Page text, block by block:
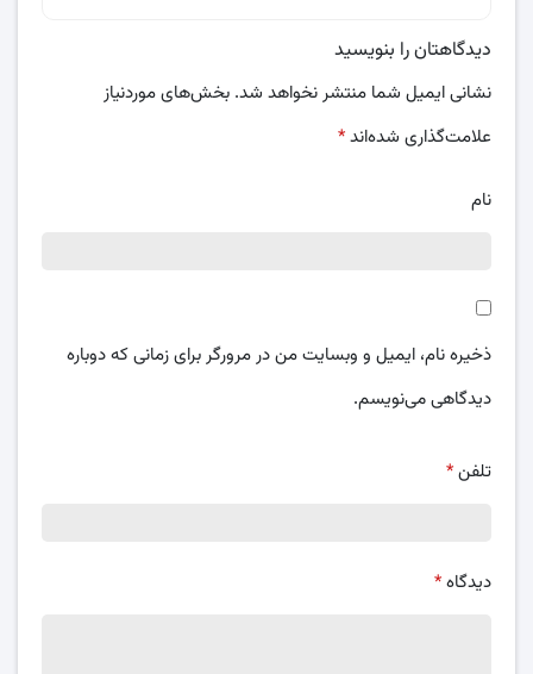
دیدگاهتان را بنویسید
نشانی ایمیل شما منتشر نخواهد شد. بخش‌های موردنیاز
علامت‌گذاری شده‌اند*
نام
ذخیره نام، ایمیل و وبسایت من در مرورگر برای زمانی که دوباره
دیدگاهی می‌نویسم.
تلفن*
دیدگاه*